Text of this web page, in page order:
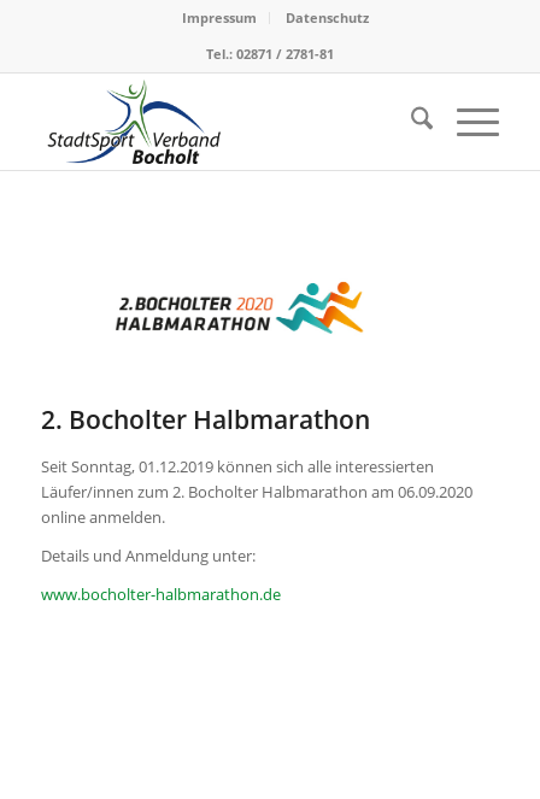
Impressum
Datenschutz
Tel.: 02871 / 2781-81
2. Bocholter Halbmarathon
Seit Sonntag, 01.12.2019 können sich alle interessierten
Läufer/innen zum 2. Bocholter Halbmarathon am 06.09.2020
online anmelden.
Details und Anmeldung unter:
www.bocholter-halbmarathon.de